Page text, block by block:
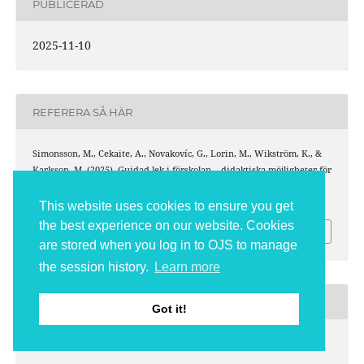
This website uses cookies to ensure you get
the best experience on our website. Cookies
are stored when you log in to OJS to manage
the session history.
Learn more
Got it!
PUBLICERAD
2025-11-10
REFERERA SÅ HÄR
Simonsson, M., Cekaite, A., Novakovíc, G., Lorin, M., Wikström, K., &
Karlsson, M. (2025). Guidad lek i förskolan – didaktiska möjligheter för
https://doi.org/10.3384/venue.2001-788X.6052
Fler referensstilar